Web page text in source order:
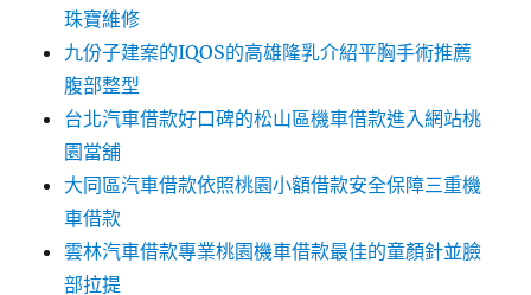
珠寶維修
九份子建案的IQOS的高雄隆乳介紹平胸手術推薦
腹部整型
台北汽車借款好口碑的松山區機車借款進入網站桃
園當舖
大同區汽車借款依照桃園小額借款安全保障三重機
車借款
雲林汽車借款專業桃園機車借款最佳的童顏針並臉
部拉提